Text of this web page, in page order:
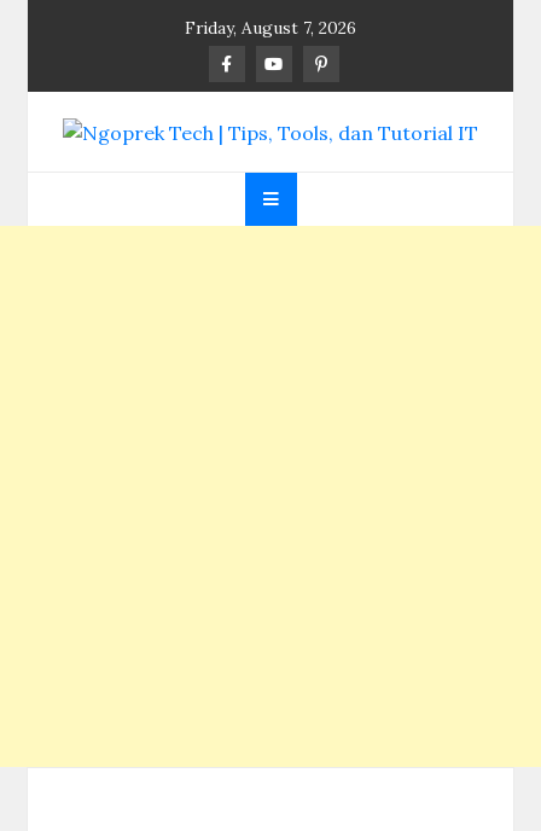
Friday, August 7, 2026
Ngoprek Tech | Tips,
Tools, dan Tutorial